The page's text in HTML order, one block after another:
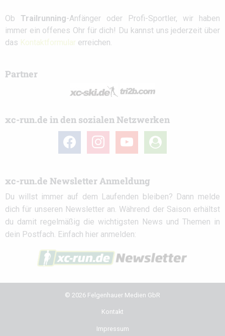
Ob Trailrunning-Anfänger oder Profi-Sportler, wir haben
immer ein offenes Ohr für dich! Du kannst uns jederzeit über
das Kontaktformular erreichen.
Partner
xc-run.de in den sozialen Netzwerken
facebook instagramyoutube
user-
circle
xc-run.de Newsletter Anmeldung
Du willst immer auf dem Laufenden bleiben? Dann melde
dich für unseren Newsletter an. Während der Saison erhältst
du damit regelmäßig die wichtigsten News und Themen in
dein Postfach. Einfach hier anmelden:
© 2026 Felgenhauer Medien GbR
Kontakt
Impressum